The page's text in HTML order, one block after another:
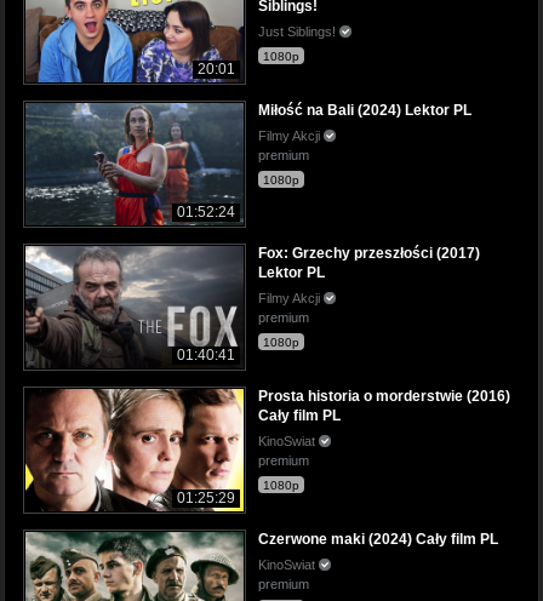
20:01
Siblings!
Just Siblings!
1080p
01:52:24
Miłość na Bali (2024) Lektor PL
Filmy Akcji
premium
1080p
01:40:41
Fox: Grzechy przeszłości (2017)
Lektor PL
Filmy Akcji
premium
1080p
01:25:29
Prosta historia o morderstwie (2016)
Cały film PL
KinoSwiat
premium
1080p
Czerwone maki (2024) Cały film PL
KinoSwiat
premium